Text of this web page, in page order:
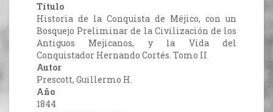
Título
Historia de la Conquista de Méjico, con un
Bosquejo Preliminar de la Civilización de los
Antiguos Mejicanos, y la Vida del
Conquistador Hernando Cortés. Tomo II
Autor
Prescott, Guillermo H.
Año
1844